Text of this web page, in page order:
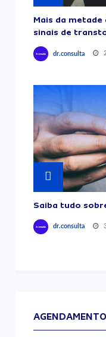
Mais da
sinais de
dr.consulta
Saiba tudo
dr.consulta
AGENDAMENTO